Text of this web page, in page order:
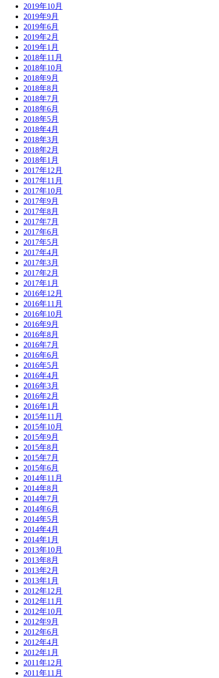
2019年10月
2019年9月
2019年6月
2019年2月
2019年1月
2018年11月
2018年10月
2018年9月
2018年8月
2018年7月
2018年6月
2018年5月
2018年4月
2018年3月
2018年2月
2018年1月
2017年12月
2017年11月
2017年10月
2017年9月
2017年8月
2017年7月
2017年6月
2017年5月
2017年4月
2017年3月
2017年2月
2017年1月
2016年12月
2016年11月
2016年10月
2016年9月
2016年8月
2016年7月
2016年6月
2016年5月
2016年4月
2016年3月
2016年2月
2016年1月
2015年11月
2015年10月
2015年9月
2015年8月
2015年7月
2015年6月
2014年11月
2014年8月
2014年7月
2014年6月
2014年5月
2014年4月
2014年1月
2013年10月
2013年8月
2013年2月
2013年1月
2012年12月
2012年11月
2012年10月
2012年9月
2012年6月
2012年4月
2012年1月
2011年12月
2011年11月